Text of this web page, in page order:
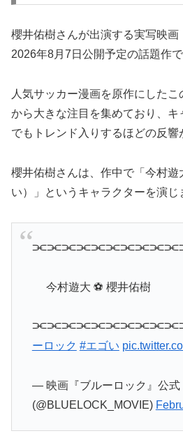
櫻井佑樹さんが出演する実写映画
2026年8月7日公開予定の話題作で
人気サッカー漫画を原作にした
から大きな注目を集めており、
でもトレンド入りするほどの反響
櫻井佑樹さんは、作中で「今村
い）」というキャラクターを演じ
今村遊大 ⚽ 櫻井佑樹
ーロック #エゴい
— 映画『ブルーロック』公式
(@BLUELOCK_MOVIE)